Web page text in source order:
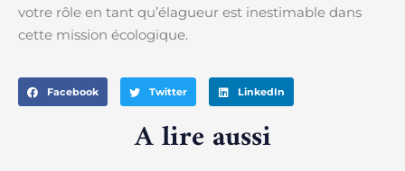
votre rôle en tant qu’élagueur est inestimable dans
cette mission écologique.
Facebook Twitter LinkedIn
A lire aussi